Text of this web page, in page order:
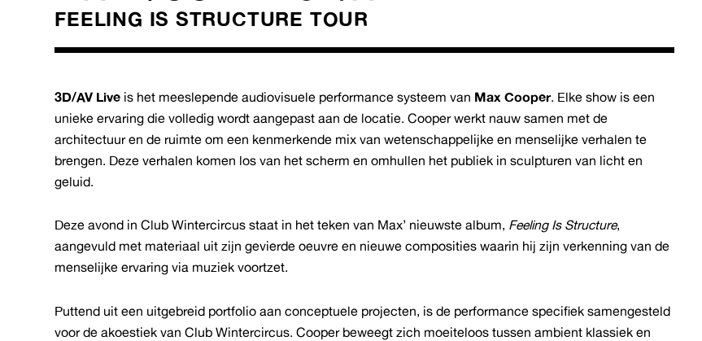
FEELING IS STRUCTURE TOUR
3D/AV Live is het meeslepende audiovisuele performance systeem van Max Cooper. Elke show is een
unieke ervaring die volledig wordt aangepast aan de locatie. Cooper werkt nauw samen met de
architectuur en de ruimte om een kenmerkende mix van wetenschappelijke en menselijke verhalen te
brengen. Deze verhalen komen los van het scherm en omhullen het publiek in sculpturen van licht en
geluid.
Deze avond in Club Wintercircus staat in het teken van Max’ nieuwste album, Feeling Is Structure,
aangevuld met materiaal uit zijn gevierde oeuvre en nieuwe composities waarin hij zijn verkenning van de
menselijke ervaring via muziek voortzet.
Puttend uit een uitgebreid portfolio aan conceptuele projecten, is de performance specifiek samengesteld
voor de akoestiek van Club Wintercircus. Cooper beweegt zich moeiteloos tussen ambient klassiek en